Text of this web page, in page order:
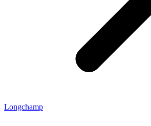
Longchamp